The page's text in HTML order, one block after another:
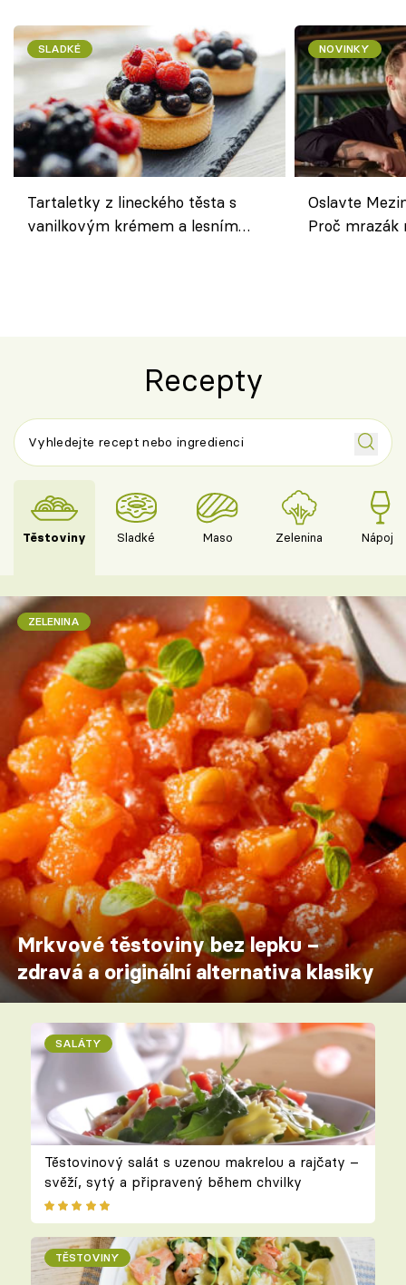
SLADKÉ
Tartaletky z lineckého těsta s
vanilkovým krémem a lesním
NOVINKY
Oslavte
Proč
Recepty
Těstoviny Sladké Maso Zelenina Nápoje
ZELENINA
Mrkvové těstoviny bez lepku –
zdravá a originální alternativa klasiky
SALÁTY
Těstovinový salát s uzenou makrelou a rajčaty –
svěží, sytý a připravený během chvilky
TĚSTOVINY